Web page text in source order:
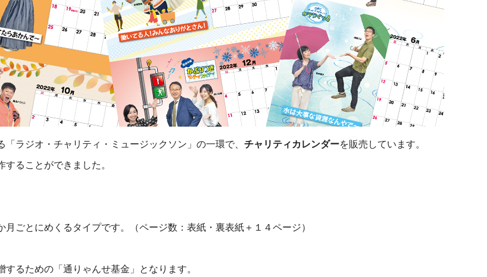
ラジオ・チャリティ・ミュージックソン」の一環で、 チャリティカレンダーを販売しています。
ることができました。
ごとにめくるタイプです。（ページ数：表紙・裏表紙＋１４ページ）
るための「通りゃんせ基金」となります。